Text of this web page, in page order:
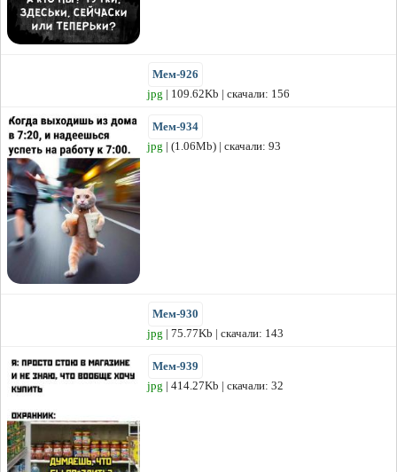
Мем-926
jpg | 109.62Kb | скачали: 156
Мем-934
jpg | (1.06Mb) | скачали: 93
Мем-930
jpg | 75.77Kb | скачали: 143
Мем-939
jpg | 414.27Kb | скачали: 32